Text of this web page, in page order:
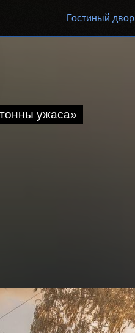
Гостиный двор
ужаса»